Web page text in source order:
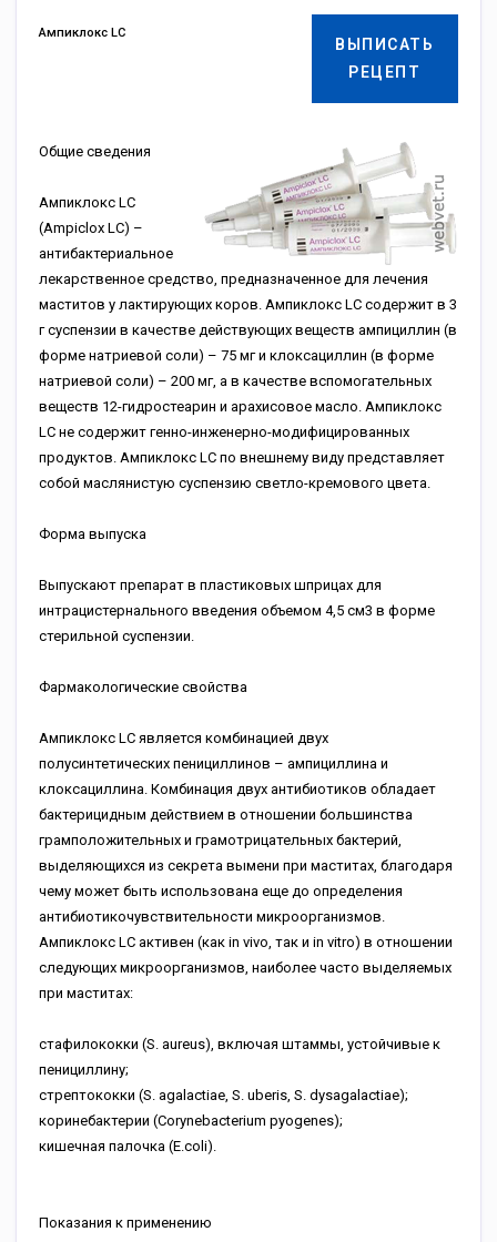
ВЫПИСАТЬ
РЕЦЕПТ
Ампиклокс LC
Общие сведения
Ампиклокс LC
(Ampiclox LC) –
антибактериальное
лекарственное средство, предназначенное для лечения
маститов у лактирующих коров. Ампиклокс LC содержит в 3
г суспензии в качестве действующих веществ ампициллин (в
форме натриевой соли) – 75 мг и клоксациллин (в форме
натриевой соли) – 200 мг, а в качестве вспомогательных
веществ 12-гидростеарин и арахисовое масло. Ампиклокс
LC не содержит генно-инженерно-модифицированных
продуктов. Ампиклокс LC по внешнему виду представляет
собой маслянистую суспензию светло-кремового цвета.
Форма выпуска
Выпускают препарат в пластиковых шприцах для
интрацистернального введения объемом 4,5 см3 в форме
стерильной суспензии.
Фармакологические свойства
Ампиклокс LC является комбинацией двух
полусинтетических пенициллинов – ампициллина и
клоксациллина. Комбинация двух антибиотиков обладает
бактерицидным действием в отношении большинства
грамположительных и грамотрицательных бактерий,
выделяющихся из секрета вымени при маститах, благодаря
чему может быть использована еще до определения
антибиотикочувствительности микроорганизмов.
Ампиклокс LC активен (как in vivo, так и in vitro) в отношении
следующих микроорганизмов, наиболее часто выделяемых
при маститах:
стафилококки (S. aureus), включая штаммы, устойчивые к
пенициллину;
стрептококки (S. agalactiae, S. uberis, S. dysagalactiae);
коринебактерии (Corynebacterium pyogenes);
кишечная палочка (E.coli).
Показания к применению